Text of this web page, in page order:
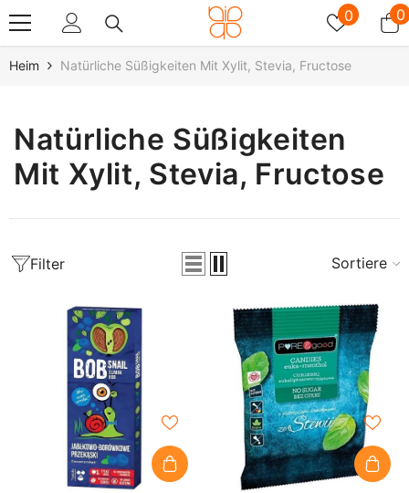
0 00
Heim Natürliche Süßigkeiten Mit Xylit, Stevia, Fructose
Natürliche Süßigkeiten
Mit Xylit, Stevia, Fructose
Filter Sortieren